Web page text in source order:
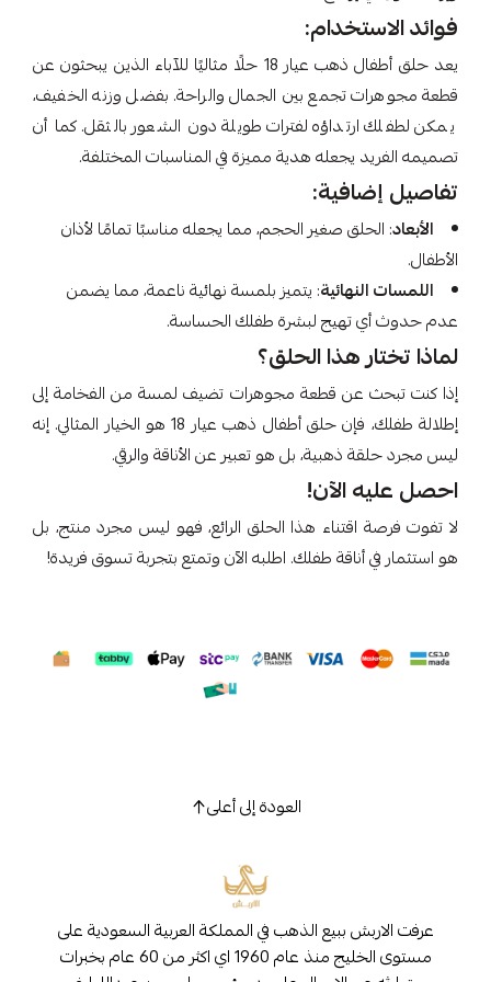
فوائد الاستخدام:
يعد حلق أطفال ذهب عيار 18 حلًا مثاليًا للآباء الذين يبحثون عن
قطعة مجوهرات تجمع بين الجمال والراحة. بفضل وزنه الخفيف،
يمكن لطفلك ارتداؤه لفترات طويلة دون الشعور بالثقل. كما أن
تصميمه الفريد يجعله هدية مميزة في المناسبات المختلفة.
تفاصيل إضافية:
الأبعاد: الحلق صغير الحجم، مما يجعله مناسبًا تمامًا لأذان
الأطفال.
اللمسات النهائية: يتميز بلمسة نهائية ناعمة، مما يضمن
عدم حدوث أي تهيج لبشرة طفلك الحساسة.
لماذا تختار هذا الحلق؟
إذا كنت تبحث عن قطعة مجوهرات تضيف لمسة من الفخامة إلى
إطلالة طفلك، فإن حلق أطفال ذهب عيار 18 هو الخيار المثالي. إنه
ليس مجرد حلقة ذهبية، بل هو تعبير عن الأناقة والرقي.
احصل عليه الآن!
لا تفوت فرصة اقتناء هذا الحلق الرائع، فهو ليس مجرد منتج، بل
هو استثمار في أناقة طفلك. اطلبه الآن وتمتع بتجربة تسوق فريدة!
العودة إلى أعلى
عرفت الاربش ببيع الذهب في المملكة العربية السعودية على
مستوى الخليج منذ عام 1960 اي اكثر من 60 عام بخبرات